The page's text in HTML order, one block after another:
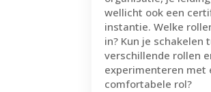
wellicht ook een
instantie. Welke
in? Kun je schakelen
verschillende rollen
experimenteren met
comfortabele rol?